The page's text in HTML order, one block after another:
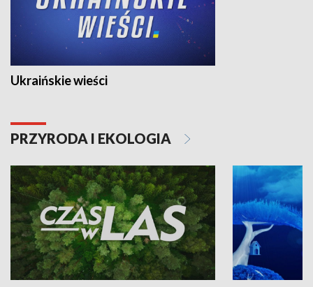
Ukraińskie wieści
PRZYRODA I EKOLOGIA